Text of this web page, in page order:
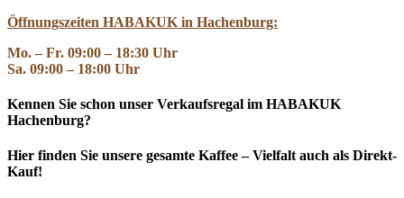
Öffnungszeiten HABAKUK in Hachenburg:
Mo. – Fr. 09:00 – 18:30 Uhr
Sa. 09:00 – 18:00 Uhr
Kennen Sie schon unser Verkaufsregal im HABAKUK
Hachenburg?
Hier finden Sie unsere gesamte Kaffee – Vielfalt auch als Direkt-
Kauf!